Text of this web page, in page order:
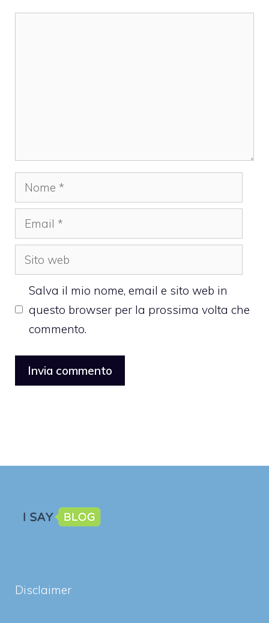
Nome
Email
Sito
web
Salva il mio nome, email e sito web in
questo browser per la prossima volta che
commento.
Disclaimer